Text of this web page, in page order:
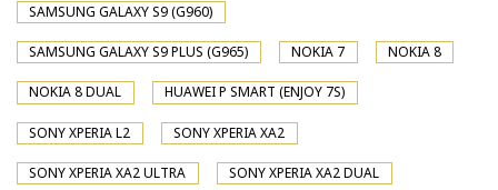
SAMSUNG GALAXY S9 (G960)
SAMSUNG GALAXY S9 PLUS (G965) NOKIA 7 NOKIA 8
NOKIA 8 DUAL HUAWEI P SMART (ENJOY 7S)
SONY XPERIA L2 SONY XPERIA XA2
SONY XPERIA XA2 ULTRA SONY XPERIA XA2 DUAL